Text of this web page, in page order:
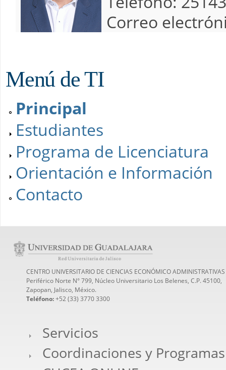
Correo
Menú de TI
Principal
Estudiantes
Programa de Licenciatura
Orientación e Información
Contacto
CENTRO UNIVERSITARIO DE CIENCIAS ECONÓMICO ADMINISTRATIVAS
Periférico Norte N° 799, Núcleo Universitario Los Belenes, C.P. 45100,
Zapopan, Jalisco, México.
Teléfono:+52 (33) 3770 3300
Servicios
Coordinaciones y Programas